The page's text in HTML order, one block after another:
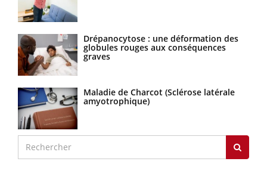
Drépanocytose : une déformation des
globules rouges aux conséquences
graves
Maladie de Charcot (Sclérose latérale
amyotrophique)